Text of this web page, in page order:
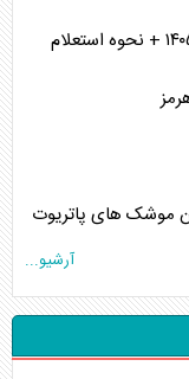
موشک های پاتریوت
آرشیو...